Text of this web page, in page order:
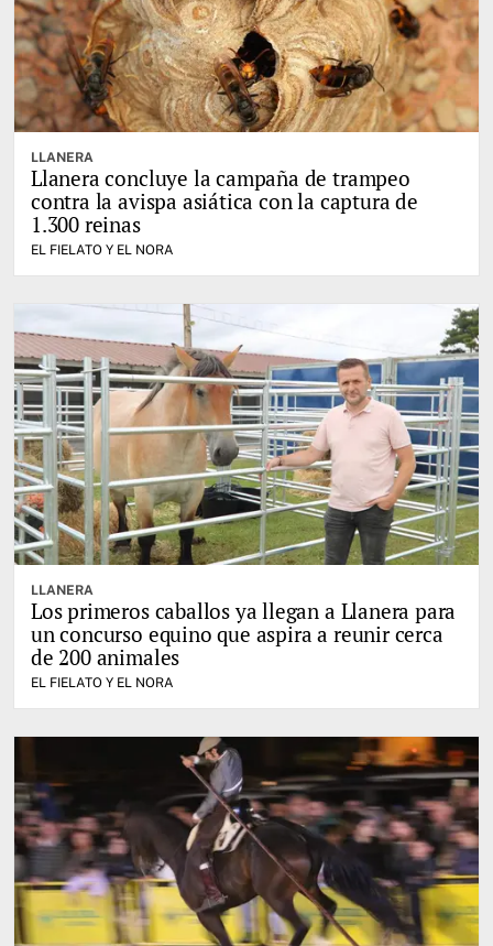
LLANERA
Llanera concluye la campaña de trampeo
contra la avispa asiática con la captura de
1.300 reinas
EL FIELATO Y EL NORA
LLANERA
Los primeros caballos ya llegan a Llanera para
un concurso equino que aspira a reunir cerca
de 200 animales
EL FIELATO Y EL NORA